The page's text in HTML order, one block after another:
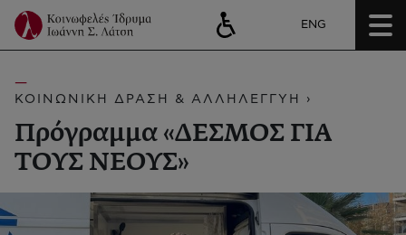
ENG
ΚΟΙΝΩΝΙΚΗ ΔΡΑΣΗ & ΑΛΛΗΛΕΓΓΥΗ ›
Πρόγραμμα «ΔΕΣΜΟΣ ΓΙΑ
ΤΟΥΣ ΝΕΟΥΣ»